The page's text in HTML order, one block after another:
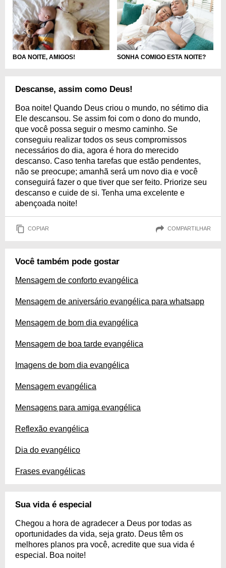
BOA NOITE, AMIGOS! SONHA COMIGO ESTA NOITE?
Descanse, assim como Deus!
Boa noite! Quando Deus criou o mundo, no sétimo dia
Ele descansou. Se assim foi com o dono do mundo,
que você possa seguir o mesmo caminho. Se
conseguiu realizar todos os seus compromissos
necessários do dia, agora é hora do merecido
descanso. Caso tenha tarefas que estão pendentes,
não se preocupe; amanhã será um novo dia e você
conseguirá fazer o que tiver que ser feito. Priorize seu
descanso e cuide de si. Tenha uma excelente e
abençoada noite!
COPIAR COMPARTILHAR
Você também pode gostar
Mensagem de conforto evangélica
Mensagem de aniversário evangélica para whatsapp
Mensagem de bom dia evangélica
Mensagem de boa tarde evangélica
Imagens de bom dia evangélica
Mensagem evangélica
Mensagens para amiga evangélica
Reflexão evangélica
Dia do evangélico
Frases evangélicas
Sua vida é especial
Chegou a hora de agradecer a Deus por todas as
oportunidades da vida, seja grato. Deus têm os
melhores planos pra você, acredite que sua vida é
especial. Boa noite!